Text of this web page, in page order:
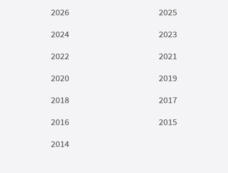
2026
2025
2024
2023
2022
2021
2020
2019
2018
2017
2016
2015
2014